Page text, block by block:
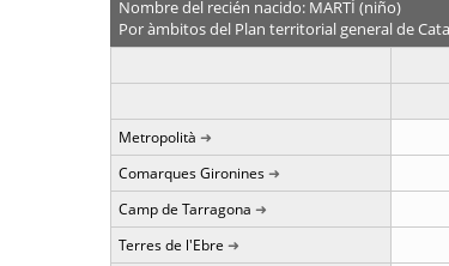
Nombre del recién nacido: MARTÍ (niño)
Por àmbitos del Plan territorial general de
Metropolità
Comarques Gironines
Camp de Tarragona
Terres de l'Ebre